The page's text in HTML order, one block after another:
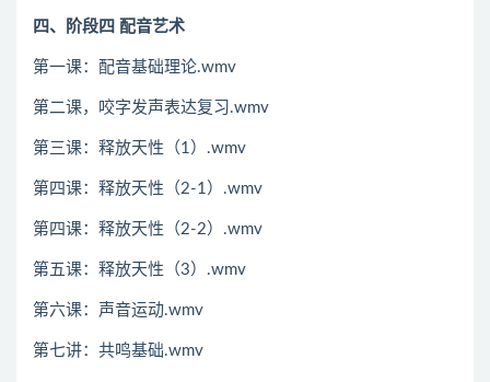
四、阶段四 配音艺术
第一课：配音基础理论.wmv
第二课，咬字发声表达复习.wmv
第三课：释放天性（1）.wmv
第四课：释放天性（2-1）.wmv
第四课：释放天性（2-2）.wmv
第五课：释放天性（3）.wmv
第六课：声音运动.wmv
第七讲：共鸣基础.wmv